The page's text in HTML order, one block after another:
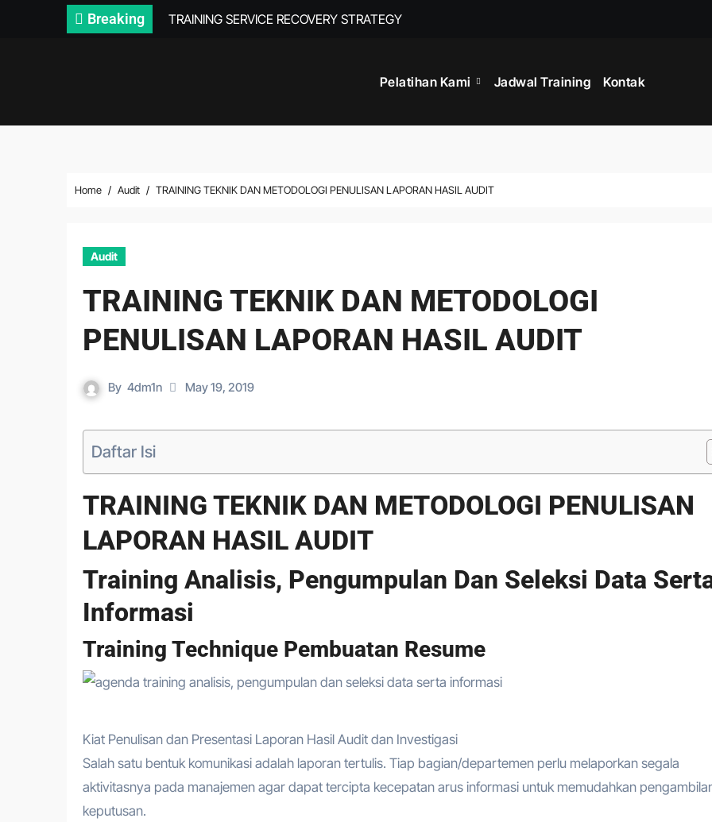
Breaking TRAINING SERVICE RECOVERY STRATEGY TRAINING
Pelatihan Kami Jadwal Training Kontak
Home Audit TRAINING TEKNIK DAN METODOLOGI PENULISAN LAPORAN HASIL AUDIT
Audit
TRAINING TEKNIK DAN METODOLOGI
PENULISAN LAPORAN HASIL AUDIT
By 4dm1n May 19, 2019
Daftar Isi
TRAINING TEKNIK DAN METODOLOGI PENULISAN
LAPORAN HASIL AUDIT
Training Analisis, Pengumpulan Dan Seleksi Data
Informasi
Training Technique Pembuatan Resume
Kiat Penulisan dan Presentasi Laporan Hasil Audit dan Investigasi
Salah satu bentuk komunikasi adalah laporan tertulis. Tiap bagian/departemen perlu melaporkan segala
aktivitasnya pada manajemen agar dapat tercipta kecepatan arus informasi untuk memudahkan
keputusan.